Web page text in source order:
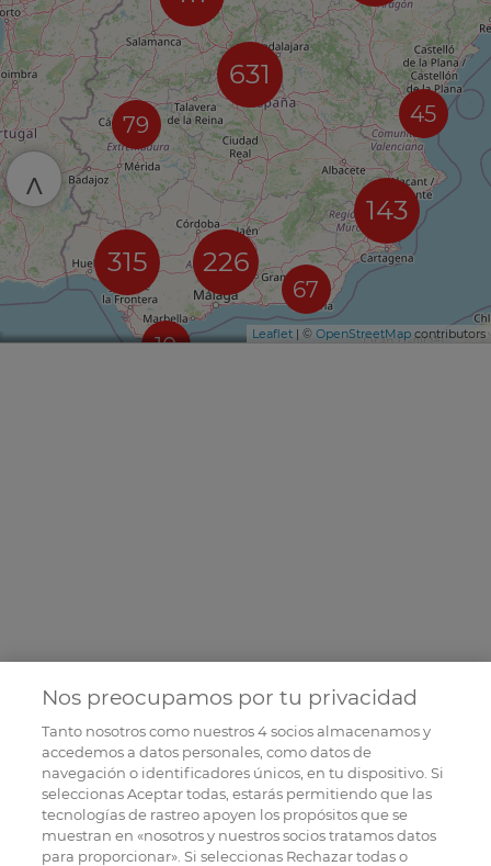
79
631
10
226
315
67
45
143
Leaflet | © OpenStreetMap contributors
^
Nos preocupamos por tu privacidad
Tanto nosotros como nuestros4socios almacenamos y
accedemos a datos personales, como datos de
navegación o identificadores únicos, en tu dispositivo. Si
seleccionas Aceptar todas, estarás permitiendo que las
tecnologías de rastreo apoyen los propósitos que se
muestran en «nosotros y nuestros socios tratamos datos
para proporcionar». Si seleccionas Rechazar todas o